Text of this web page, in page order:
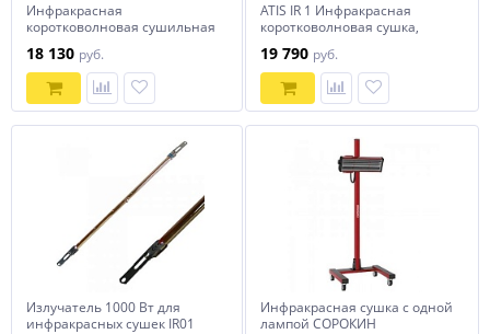
Инфракрасная
коротковолновая сушильная
ремонта, модель FY-1W, арт.
№ HZ 19.4.100 / КИТАЙ HOREX
18 130 руб.
ATIS IR 1 Инфракрасная
коротковолновая сушка,
19 790 руб.
Излучатель 1000 Вт для
инфракрасных сушек IR01
Инфракрасная сушка с одной
лампой СОРОКИН